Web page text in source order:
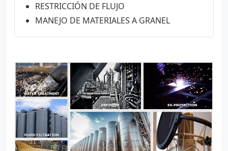
RESTRICCIÓN DE FLUJO
MANEJO DE MATERIALES A GRANEL